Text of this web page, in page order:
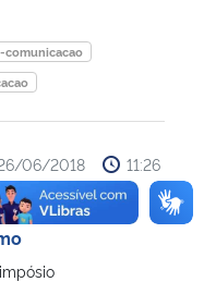
06/2018 11:26
confira as